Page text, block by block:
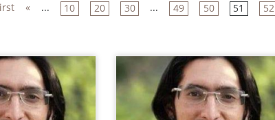
« ... 10 20 30 ... 49 50 51 52